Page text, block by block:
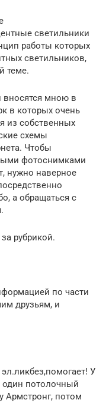
светильники
работы которых
светильников,
теме.
вносятся мною в
в которых очень
из собственных
схемы
Чтобы
фотоснимками
нужно наверное
а обращаться с
рубрикой.
по части
друзьям, и
У
один потолочный
Армстронг, потом